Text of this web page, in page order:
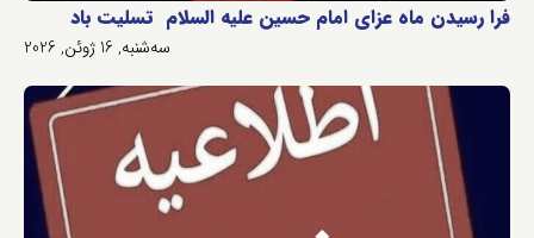
فرا رسیدن ماه عزای امام حسین علیه السلام تسلیت باد
سه‌شنبه, 16 ژوئن, 2026